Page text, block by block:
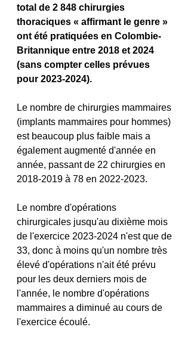
total de 2 848 chirurgies
thoraciques « affirmant le genre »
ont été pratiquées en Colombie-
Britannique entre 2018 et 2024
(sans compter celles prévues
pour 2023-2024).
Le nombre de chirurgies mammaires
(implants mammaires pour hommes)
est beaucoup plus faible mais a
également augmenté d'année en
année, passant de 22 chirurgies en
2018-2019 à 78 en 2022-2023.
Le nombre d'opérations
chirurgicales jusqu'au dixième mois
de l'exercice 2023-2024 n'est que de
33, donc à moins qu'un nombre très
élevé d'opérations n'ait été prévu
pour les deux derniers mois de
l'année, le nombre d'opérations
mammaires a diminué au cours de
l'exercice écoulé.